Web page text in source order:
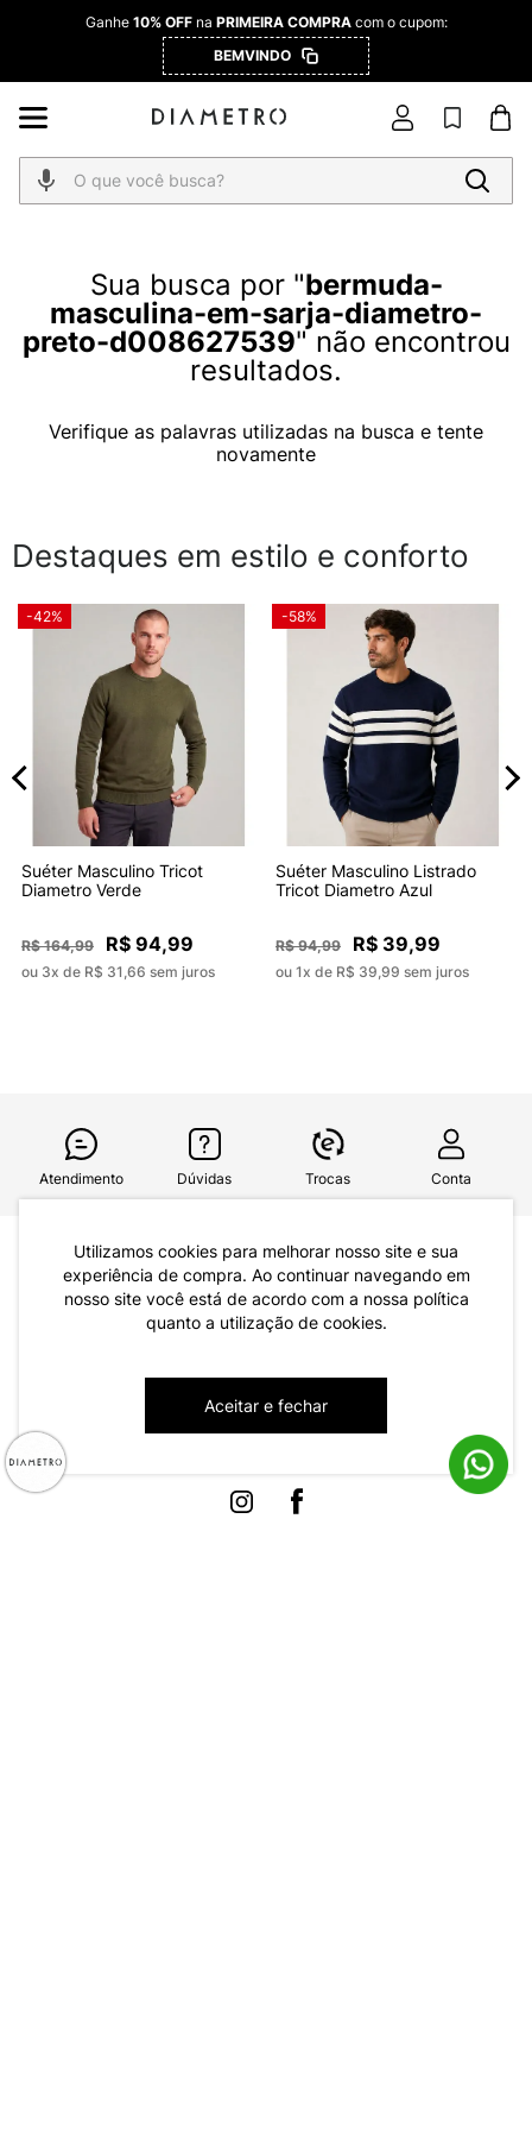
Utilizamos cookies para melhorar nosso site e sua
experiência de compra. Ao continuar navegando em
nosso site você está de acordo com a nossa política
quanto a utilização de cookies.
Aceitar e fechar
Ganhe 10% OFFna PRIMEIRA COMPRAcom o cupom:
BEMVINDO
O que você busca?
bermuda-
masculina-em-sarja-diametro-
preto-d008627539
Destaques em estilo e conforto
-42%
Suéter Masculino Tricot
Diametro Verde
R$ 164,99 R$ 94,99
ou 3x de R$ 31,66 sem juros
-58%
Suéter Masculino Listrado
Tricot Diametro Azul
R$ 94,99 R$ 39,99
ou 1x de R$ 39,99 sem juros
Atendimento Dúvidas Trocas Conta
Institucional
Quem Somos
Políticas de Privacidade
Formas de Pagamento
Trocas e Devoluções
Regulamento de Promoções
Dúvidas Frequentes
Fale conosco pelo WhatsApp
Segunda à sexta das 8:00 às 17:00
Trocas e Devoluções